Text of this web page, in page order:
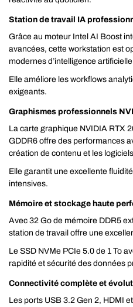
Station de travail IA
Grâce au moteur Intel AI Boost
avancées, cette workstation est
modernes d’intelligence
Elle améliore les workflows
exigeants.
Graphismes professionnels
La carte graphique NVIDIA RTX
GDDR6 offre des performances
création de contenu et les
Elle garantit une excellente
intensives.
Mémoire et stockage haute
Avec 32 Go de mémoire DDR5
station de travail offre une
Le SSD NVMe PCIe 5.0 de 1 To
rapidité et sécurité des données
Connectivité complète et
Les ports USB 3.2 Gen 2, HDMI